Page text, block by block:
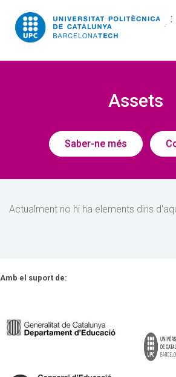
UPC.
Universitat
Politècnica
Catalunya
Assets
Saber-ne més
Actualment no hi ha elements dins
Amb el suport de